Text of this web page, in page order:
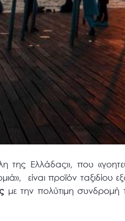
της Ελλάδας», που
είναι προϊόν ταξιδίου
με την πολύτιμη